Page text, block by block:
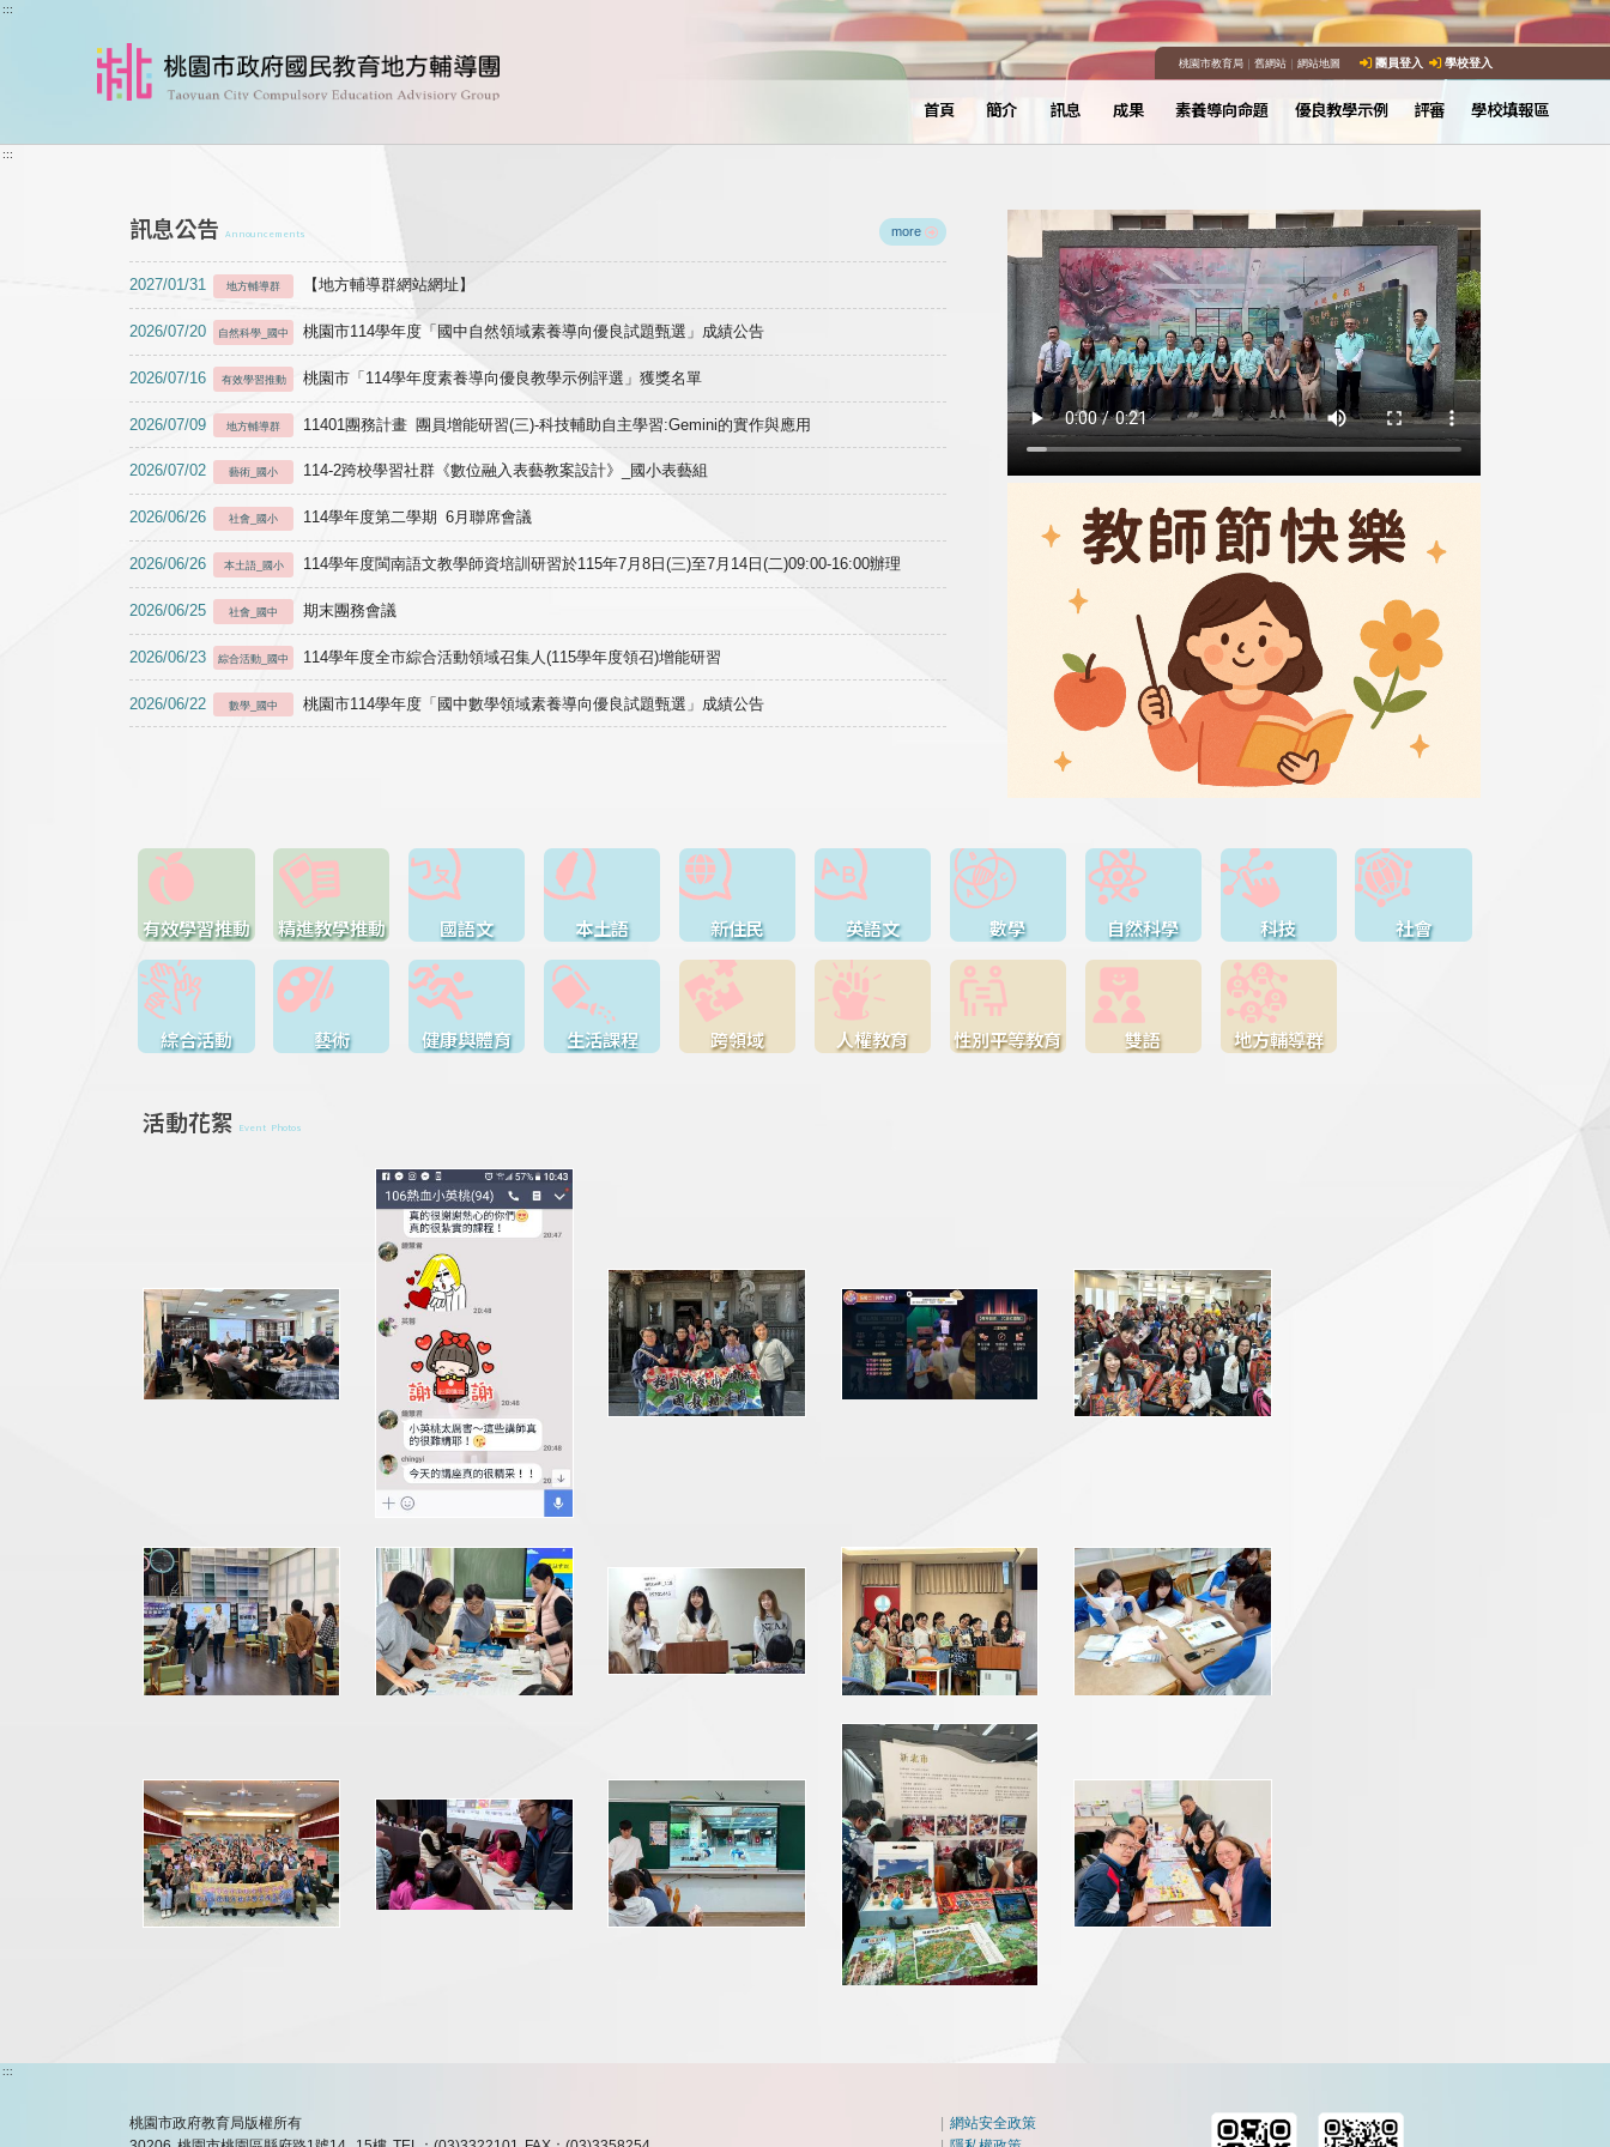
跳到主要內容
:::
桃園市教育局｜ 舊網站｜ 網站地圖 團員登入 學校登入
首頁 簡介 訊息 成果 素養導向命題 優良教學示例 評審 學校填報區
:::
訊息公告 Announcements more
2027/01/31 地方輔導群 【地方輔導群網站網址】
2026/07/20 自然科學_國中 桃園市114學年度「國中自然領域素養導向優良試題甄選」成績公告
2026/07/16 有效學習推動 桃園市「114學年度素養導向優良教學示例評選」獲獎名單
2026/07/09 地方輔導群 11401團務計畫 團員增能研習(三)-科技輔助自主學習:Gemini的實作與應用
2026/07/02 藝術_國小 114-2跨校學習社群《數位融入表藝教案設計》_國小表藝組
2026/06/26 社會_國小 114學年度第二學期 6月聯席會議
2026/06/26 本土語_國小 114學年度閩南語文教學師資培訓研習於115年7月8日(三)至7月14日(二)09:00-16:00辦理
2026/06/25 社會_國中 期末團務會議
2026/06/23 綜合活動_國中 114學年度全市綜合活動領域召集人(115學年度領召)增能研習
2026/06/22 數學_國中 桃園市114學年度「國中數學領域素養導向優良試題甄選」成績公告
有效學習推動 精進教學推動 國語文 本土語 新住民 英語文 數學 自然科學 科技 社會
綜合活動 藝術 健康與體育 生活課程 跨領域 人權教育 性別平等教育 雙語 地方輔導群
活動花絮 Event Photos
:::
桃園市政府教育局版權所有
|網站安全政策